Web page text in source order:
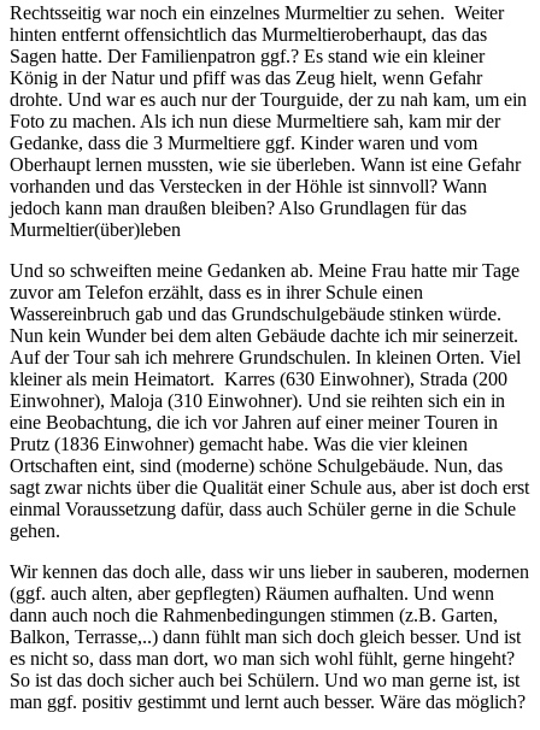
Rechtsseitig war noch ein einzelnes Murmeltier zu sehen. Weiter
hinten entfernt offensichtlich das Murmeltieroberhaupt, das das
Sagen hatte. Der Familienpatron ggf.? Es stand wie ein kleiner
König in der Natur und pfiff was das Zeug hielt, wenn Gefahr
drohte. Und war es auch nur der Tourguide, der zu nah kam, um ein
Foto zu machen. Als ich nun diese Murmeltiere sah, kam mir der
Gedanke, dass die 3 Murmeltiere ggf. Kinder waren und vom
Oberhaupt lernen mussten, wie sie überleben. Wann ist eine Gefahr
vorhanden und das Verstecken in der Höhle ist sinnvoll? Wann
jedoch kann man draußen bleiben? Also Grundlagen für das
Murmeltier(über)leben
Und so schweiften meine Gedanken ab. Meine Frau hatte mir Tage
zuvor am Telefon erzählt, dass es in ihrer Schule einen
Wassereinbruch gab und das Grundschulgebäude stinken würde.
Nun kein Wunder bei dem alten Gebäude dachte ich mir seinerzeit.
Auf der Tour sah ich mehrere Grundschulen. In kleinen Orten. Viel
kleiner als mein Heimatort. Karres (630 Einwohner), Strada (200
Einwohner), Maloja (310 Einwohner). Und sie reihten sich ein in
eine Beobachtung, die ich vor Jahren auf einer meiner Touren in
Prutz (1836 Einwohner) gemacht habe. Was die vier kleinen
Ortschaften eint, sind (moderne) schöne Schulgebäude. Nun, das
sagt zwar nichts über die Qualität einer Schule aus, aber ist doch erst
einmal Voraussetzung dafür, dass auch Schüler gerne in die Schule
gehen.
Wir kennen das doch alle, dass wir uns lieber in sauberen, modernen
(ggf. auch alten, aber gepflegten) Räumen aufhalten. Und wenn
dann auch noch die Rahmenbedingungen stimmen (z.B. Garten,
Balkon, Terrasse,..) dann fühlt man sich doch gleich besser. Und ist
es nicht so, dass man dort, wo man sich wohl fühlt, gerne hingeht?
So ist das doch sicher auch bei Schülern. Und wo man gerne ist, ist
man ggf. positiv gestimmt und lernt auch besser. Wäre das möglich?